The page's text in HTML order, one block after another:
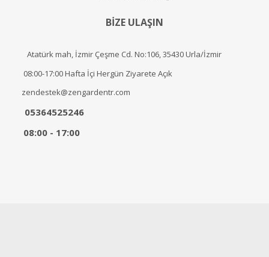
BİZE ULAŞIN
Atatürk mah, İzmir Çeşme Cd. No:106, 35430 Urla/İzmir
08:00-17:00 Hafta İçi Hergün Ziyarete Açık
zendestek@zengardentr.com
05364525246
08:00 - 17:00